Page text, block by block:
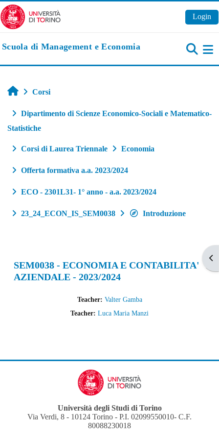
Vai al contenuto principale
Login
Scuola di Management e Economia
Home
Corsi
Dipartimento di Scienze Economico-Sociali e Matematico-
Statistiche
Corsi di Laurea Triennale Economia
Offerta formativa a.a. 2023/2024
ECO - 2301L31- 1° anno - a.a. 2023/2024
23_24_ECON_IS_SEM0038 Introduzione
SEM0038 - ECONOMIA E CONTABILITA'
AZIENDALE - 2023/2024
Teacher: Valter Gamba
Teacher: Luca Maria Manzi
Università degli Studi di Torino
Via Verdi, 8 - 10124 Torino - P.I. 02099550010- C.F.
80088230018